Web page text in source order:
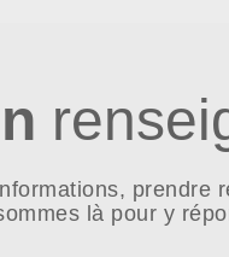
prendre
là pour y